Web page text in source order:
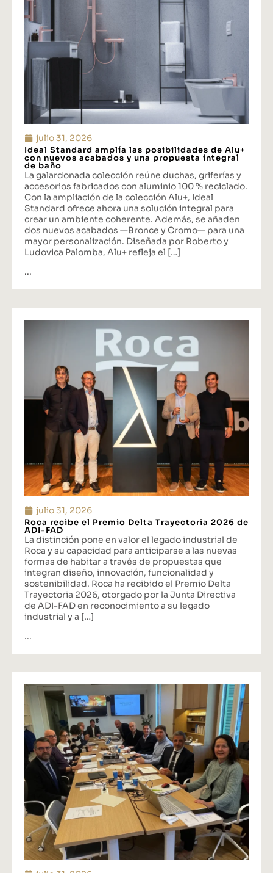
julio 31, 2026
Ideal Standard amplía las posibilidades de Alu+
con nuevos acabados y una propuesta integral
de baño
La galardonada colección reúne duchas, griferías y
accesorios fabricados con aluminio 100 % reciclado.
Con la ampliación de la colección Alu+, Ideal
Standard ofrece ahora una solución integral para
crear un ambiente coherente. Además, se añaden
dos nuevos acabados —Bronce y Cromo— para una
mayor personalización. Diseñada por Roberto y
Ludovica Palomba, Alu+ refleja el […]
...
julio 31, 2026
Roca recibe el Premio Delta Trayectoria 2026 de
ADI-FAD
La distinción pone en valor el legado industrial de
Roca y su capacidad para anticiparse a las nuevas
formas de habitar a través de propuestas que
integran diseño, innovación, funcionalidad y
sostenibilidad. Roca ha recibido el Premio Delta
Trayectoria 2026, otorgado por la Junta Directiva
de ADI-FAD en reconocimiento a su legado
industrial y a […]
...